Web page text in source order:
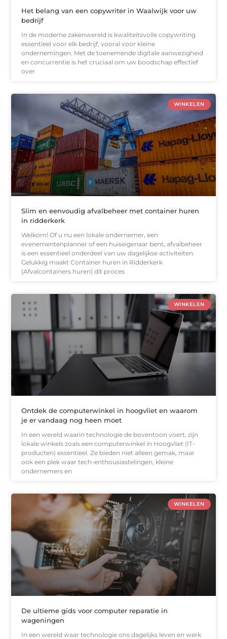
Het belang van een copywriter in Waalwijk voor uw
bedrijf
In de moderne zakenwereld is kwaliteitsvolle copywriting
essentieel voor elk bedrijf, vooral voor kleine
ondernemingen. Met de toenemende digitale aanwezigheid
en concurrentie is het cruciaal om uw boodschap effectief
over
WINKELEN
Slim en eenvoudig afvalbeheer met container huren
in ridderkerk
Welkom! Of u nu een lokale ondernemer, een
evenementenplanner of een huiseigenaar bent, afvalbeheer
is een essentieel onderdeel van uw dagelijkse activiteiten.
Gelukkig maakt Container huren in Ridderkerk
(Afvalcontainers huren) dit proces
WINKELEN
Ontdek de computerwinkel in hoogvliet en waarom
je er vandaag nog heen moet
In een wereld waarin technologie de boventoon voert, zijn
lokale winkels zoals een computerwinkel in Hoogvliet (IT-
producten) essentieel. Ze bieden niet alleen gemak, maar
ook een plek waar tech-enthousiastelingen, kleine
ondernemers en
WINKELEN
De ultieme gids voor computer reparatie in
wageningen
In een wereld waar technologie ons dagelijks leven en werk